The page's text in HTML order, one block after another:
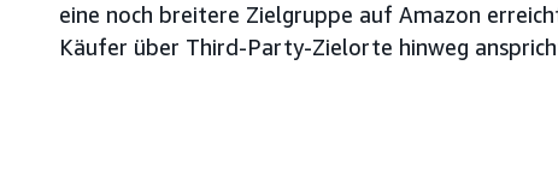
eine noch breitere Zielgruppe auf Amazon
Käufer über Third-Party-Zielorte hinweg